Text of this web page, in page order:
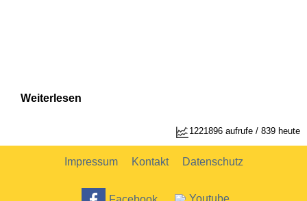
Weiterlesen
1221896 aufrufe / 839 heute
Impressum Kontakt Datenschutz